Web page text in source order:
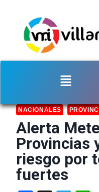
NACIONALES
Alerta
Provincias
riesgo por
fuertes